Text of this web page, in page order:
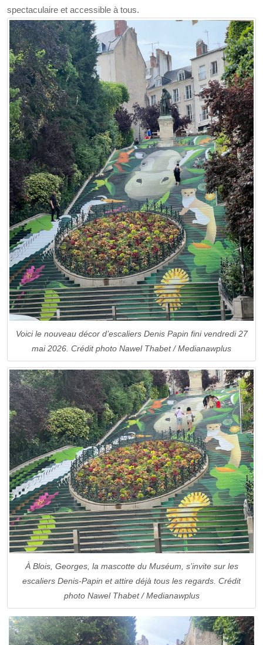
spectaculaire et accessible à tous.
Voici le nouveau décor d’escaliers Denis Papin fini vendredi 27
mai 2026. Crédit photo Nawel Thabet / Medianawplus
À Blois, Georges, la mascotte du Muséum, s’invite sur les
escaliers Denis-Papin et attire déjà tous les regards. Crédit
photo Nawel Thabet / Medianawplus